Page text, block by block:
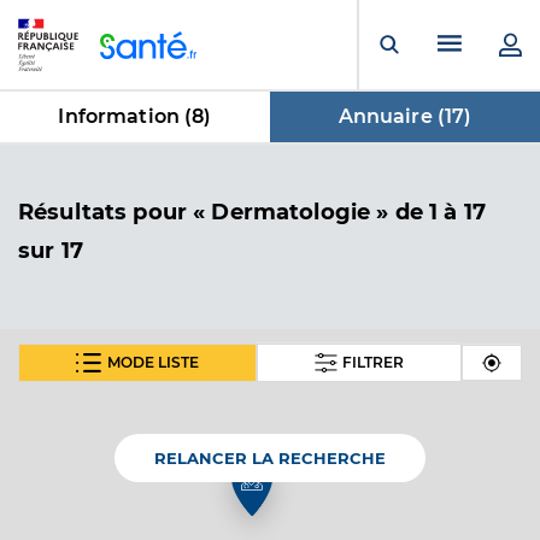
Ouvrir laMenu
Information (8) Annuaire (17)
Résultats dans Annuaire
pour « Dermatologie » de 1 à 17
sur 17
MODE LISTE FILTRER
En fonction de votre recherche nous vous proposons 1
Carte thématique
RELANCER LA RECHERCHE